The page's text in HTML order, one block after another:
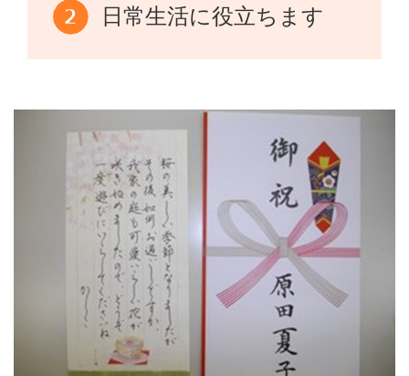
日常生活に役立ちます